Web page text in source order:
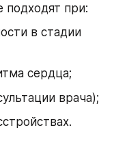
при:
в стадии
сердца;
врача);